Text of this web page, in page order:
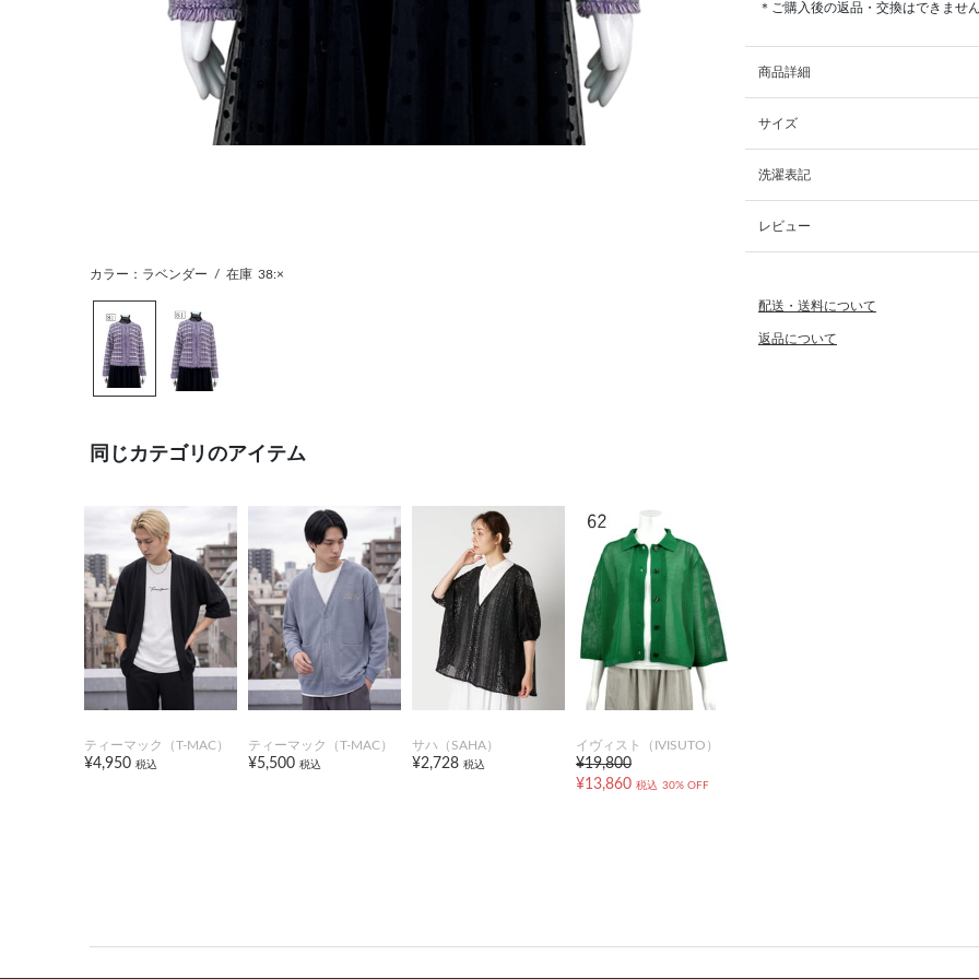
カラー：ラベンダー / 在庫 38:×
同じカテゴリのアイテム
ティーマック（T-MAC）
¥4,950 税込
ティーマック（T-MAC）
¥5,500 税込
サハ（SAHA）
¥2,728 税込
イヴィスト（IVISUTO）
¥19,800
¥13,860 税込 30% OFF
＊ご購入後の返品・交換はできませ
商品詳細
サイズ
洗濯表記
レビュー
配送・送料について
返品について